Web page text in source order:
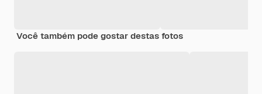
Você também pode gostar destas fotos